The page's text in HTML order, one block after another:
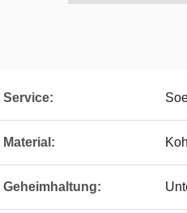
Service:
Material:
Geheimhaltung: